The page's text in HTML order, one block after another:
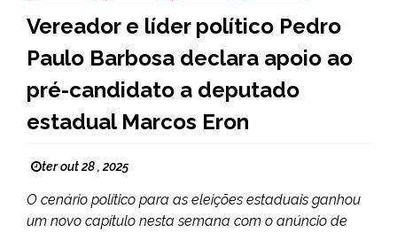
Vereador e líder político Pedro
Paulo Barbosa declara apoio ao
pré-candidato a deputado
estadual Marcos Eron
ter out 28 , 2025
O cenário político para as eleições estaduais ganhou
um novo capítulo nesta semana com o anúncio de